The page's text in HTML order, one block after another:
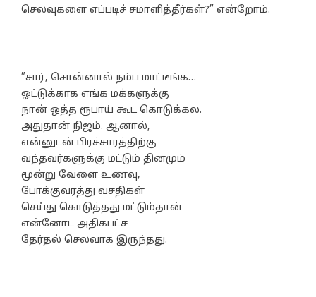
செலவுகளை எப்படிச் சமாளித்தீர்கள்?” என்றோம்.
”சார், சொன்னால் நம்ப மாட்டீங்க…
ஓட்டுக்காக எங்க மக்களுக்கு
நான் ஒத்த ரூபாய் கூட கொடுக்கல.
அதுதான் நிஜம். ஆனால்,
என்னுடன் பிரச்சாரத்திற்கு
வந்தவர்களுக்கு மட்டும் தினமும்
மூன்று வேளை உணவு,
போக்குவரத்து வசதிகள்
செய்து கொடுத்தது மட்டும்தான்
என்னோட அதிகபட்ச
தேர்தல் செலவாக இருந்தது.